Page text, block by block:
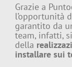
Grazie a
l’opportunità
garantito da
team, infatti,
della
installare sui